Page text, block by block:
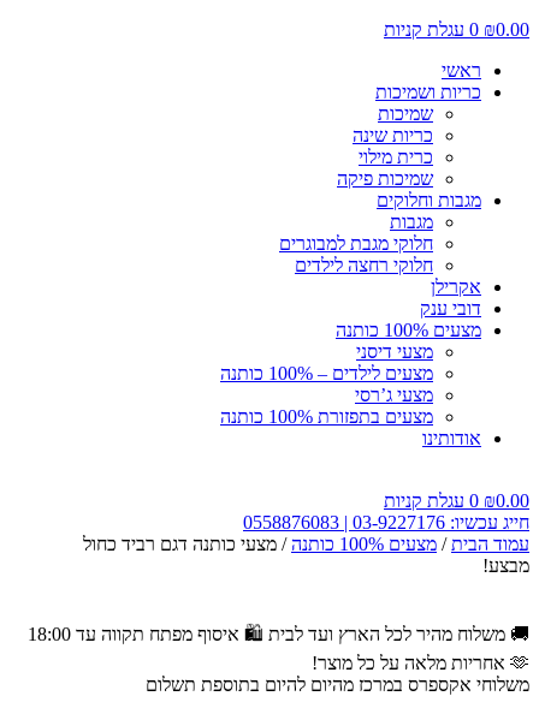
₪0.00
0 עגלת קניות
ראשי
כריות ושמיכות
שמיכות
כריות שינה
כרית מילוי
שמיכות פיקה
מגבות וחלוקים
מגבות
חלוקי מגבת למבוגרים
חלוקי רחצה לילדים
אקרילן
דובי ענק
מצעים 100% כותנה
מצעי דיסני
מצעים לילדים – 100% כותנה
מצעי ג’רסי
מצעים בתפזורת 100% כותנה
אודותינו
₪0.00
0 עגלת קניות
חייג עכשיו: 03-9227176 | 0558876083
עמוד הבית/ מצעים 100% כותנה
/ מצעי כותנה דגם רביד כחול
מבצע!
🚚 משלוח מהיר לכל הארץ ועד לבית 🛍️ איסוף מפתח תקווה עד 18:00
🫶 אחריות מלאה על כל מוצר!
משלוחי אקספרס במרכז מהיום להיום בתוספת תשלום